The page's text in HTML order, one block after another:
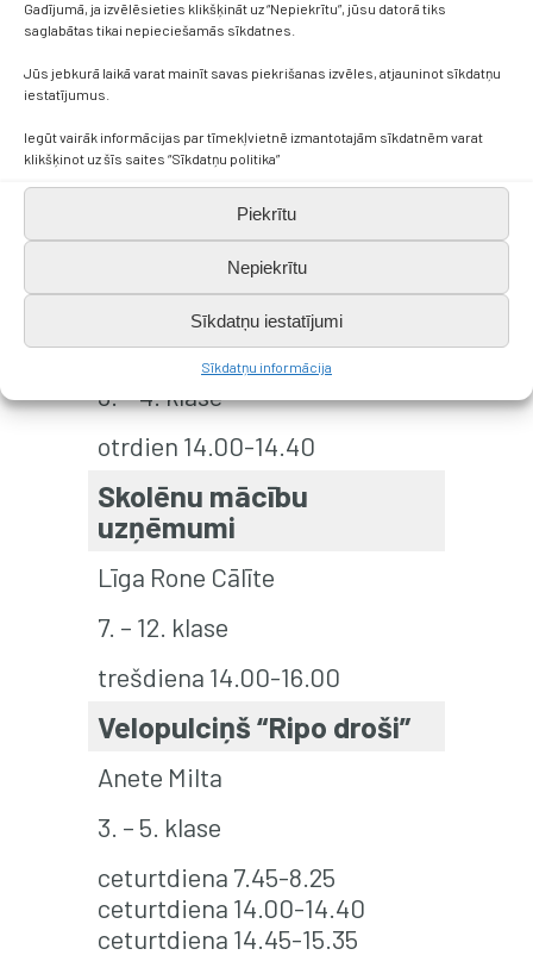
Gadījumā, ja izvēlēsieties klikšķināt uz “Nepiekrītu”, jūsu datorā tiks
saglabātas tikai nepieciešamās sīkdatnes.
Jūs jebkurā laikā varat mainīt savas piekrišanas izvēles, atjauninot sīkdatņu
iestatījumus.
Iegūt vairāk informācijas par tīmekļvietnē izmantotajām sīkdatnēm varat
klikšķinot uz šīs saites “Sīkdatņu politika”
Piekrītu
Nepiekrītu
Sīkdatņu iestatījumi
Sīkdatņu informācija
otrdiena 19.00-20.30 Teams
Sprīdīša ceļojums Eiropā
Inese Lasmane
1. – 2. klase
ceturtdiena 14.00-14.40
Sprīdīša ceļojums Eiropā
Inese Lasmane
3. – 4. klase
otrdien 14.00-14.40
Skolēnu mācību
uzņēmumi
Līga Rone Cālīte
7. – 12. klase
trešdiena 14.00-16.00
Velopulciņš “Ripo droši”
Anete Milta
3. – 5. klase
ceturtdiena 7.45-8.25
ceturtdiena 14.00-14.40
ceturtdiena 14.45-15.35